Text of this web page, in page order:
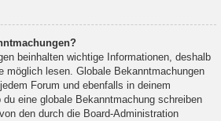
beinhalten wichtige Informationen, deshalb
möglich lesen. Globale Bekanntmachungen
Forum und ebenfalls in deinem
eine globale Bekanntmachung schreiben
den durch die Board-Administration